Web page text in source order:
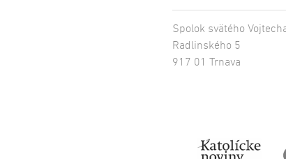
Spolok svätého
Radlinského 5
917 01 Trnava